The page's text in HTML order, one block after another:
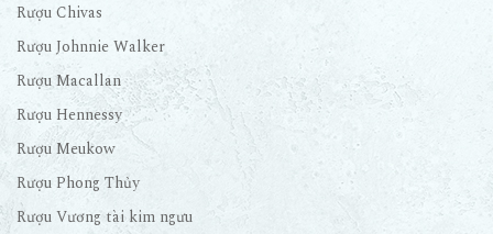
Rượu Chivas
Rượu Johnnie Walker
Rượu Macallan
Rượu Hennessy
Rượu Meukow
Rượu Phong Thủy
Rượu Vương tài kim ngưu